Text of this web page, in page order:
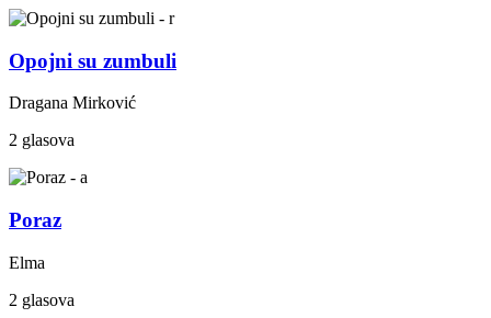
Opojni su zumbuli
Dragana Mirković
2 glasova
Poraz
Elma
2 glasova